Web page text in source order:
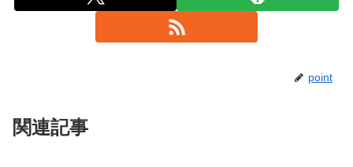
point
関連記事